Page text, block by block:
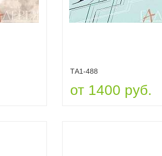
ТА1-488
от 1400 руб.